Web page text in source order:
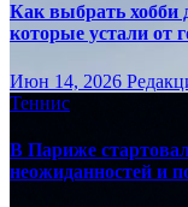
Как выбрать хобби
которые устали от
Июн 14, 2026
Теннис
В Париже
неожиданностей и